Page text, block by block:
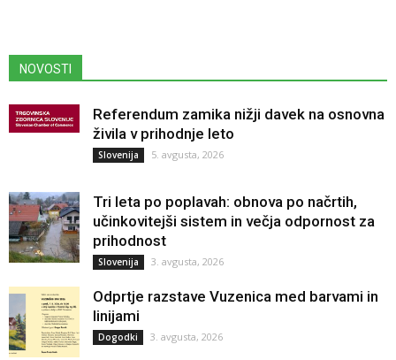
NOVOSTI
Referendum zamika nižji davek na osnovna
živila v prihodnje leto
Slovenija 5. avgusta, 2026
Tri leta po poplavah: obnova po načrtih,
učinkovitejši sistem in večja odpornost za
prihodnost
Slovenija 3. avgusta, 2026
Odprtje razstave Vuzenica med barvami in
linijami
Dogodki 3. avgusta, 2026